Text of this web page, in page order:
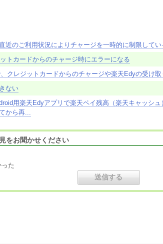
近のご利用状況によりチャージを一時的に制限して
トカードからのチャージ時にエラーになる
クレジットカードからのチャージや楽天Edyの受け
ない
用楽天Edyアプリで楽天ペイ残高（楽天キャッシ
から再...
をお聞かせください
た